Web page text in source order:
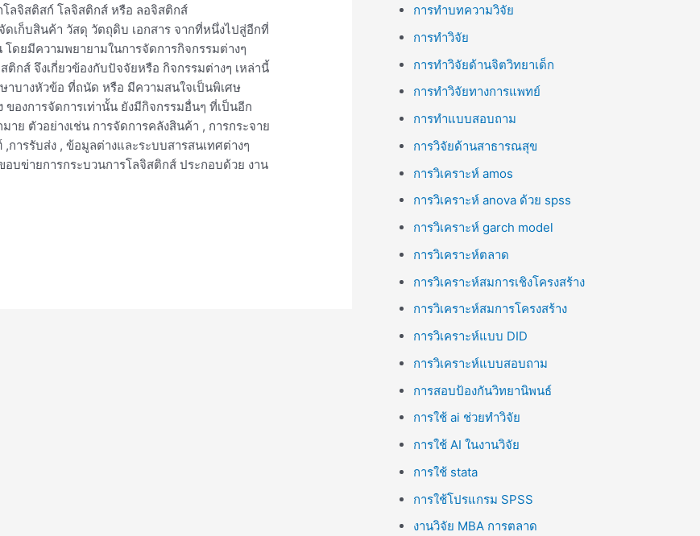
ลจิสติสก์ โลจิสติกส์ หรือ ลอจิสติกส์
เก็บสินค้า วัสดุ วัตถุดิบ เอกสาร จากที่หนึ่งไปสู่อีกที่
โดยมีความพยายามในการจัดการกิจกรรมต่างๆ
กส์ จึงเกี่ยวข้องกับปัจจัยหรือ กิจกรรมต่างๆ เหล่านี้
าบางหัวข้อ ที่ถนัด หรือ มีความสนใจเป็นพิเศษ
องการจัดการเท่านั้น ยังมีกิจกรรมอื่นๆ ที่เป็นอีก
ย ตัวอย่างเช่น การจัดการคลังสินค้า , การกระจาย
ารรับส่ง , ข้อมูลต่างและระบบสารสนเทศต่างๆ
บข่ายการกระบวนการโลจิสติกส์ ประกอบด้วย งาน
การทำบทความวิจัย
การทำวิจัย
การทำวิจัยด้านจิตวิทยาเด็ก
การทำวิจัยทางการแพทย์
การทำแบบสอบถาม
การวิจัยด้านสาธารณสุข
การวิเคราะห์ amos
การวิเคราะห์ anova ด้วย spss
การวิเคราะห์ garch model
การวิเคราะห์ตลาด
การวิเคราะห์สมการเชิงโครงสร้าง
การวิเคราะห์สมการโครงสร้าง
การวิเคราะห์แบบ DID
การวิเคราะห์แบบสอบถาม
การสอบป้องกันวิทยานิพนธ์
การใช้ ai ช่วยทำวิจัย
การใช้ AI ในงานวิจัย
การใช้ stata
การใช้โปรแกรม SPSS
งานวิจัย MBA การตลาด